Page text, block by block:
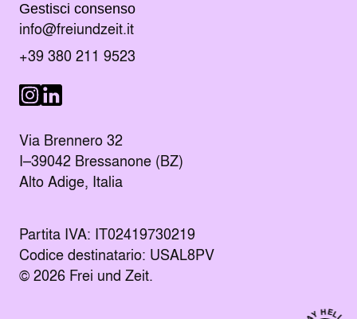
Gestisci consenso
Manda un e-mail al indirizzo
info@freiundzeit.it
Chiama il numero:
+39 380 211 9523
Seguici su LinkedIn
Seguici su Instagram
Via Brennero 32
I–39042 Bressanone (BZ)
Alto Adige, Italia
Partita IVA: IT02419730219
Codice destinatario: USAL8PV
© 2026 Frei und Zeit.
Kontakt